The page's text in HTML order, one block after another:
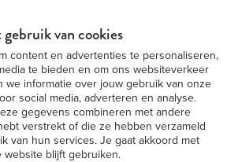
van cookies
content en advertenties te personaliseren,
te bieden en om ons websiteverkeer
we informatie over jouw gebruik van onze
social media, adverteren en analyse.
gegevens combineren met andere
verstrekt of die ze hebben verzameld
van hun services. Je gaat akkoord met
blijft gebruiken.